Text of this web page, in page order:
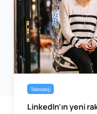
Teknoloji
LinkedIn’ın yeni